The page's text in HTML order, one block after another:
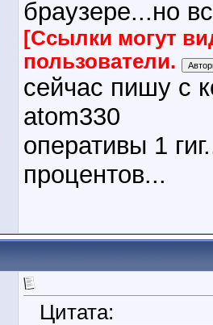
браузере...но
[Ссылки могут
пользователи.
сейчас пишу с
atom330
оперативы 1
процентов...
Цитата: